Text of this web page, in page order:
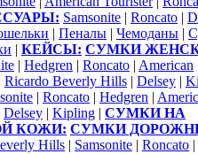
Samsonite | Roncato |
| Пеналы | Чемоданы |
| КЕЙСЫ: СУМКИ
| Hedgren | Roncato | American
Ricardo Beverly Hills | Delsey |
| Roncato | Hedgren |
Delsey | Kipling | СУМКИ НА
КОЖИ: СУМКИ
Hills | Samsonite | Roncato |